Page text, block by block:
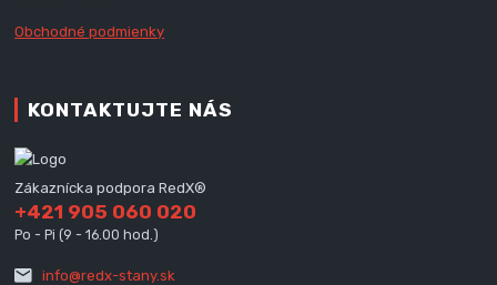
Obchodné podmienky
KONTAKTUJTE NÁS
Zákaznícka podpora RedX®
+421 905 060 020
Po - Pi (9 - 16.00 hod.)
info@redx-stany.sk